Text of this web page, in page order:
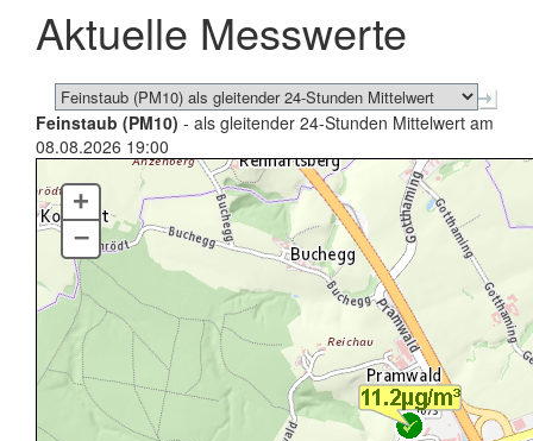
schließen
Aktuelle Messwerte
Feinstaub (PM10) - als gleitender 24-Stunden Mittelwert am
08.08.2026 19:00
+
–